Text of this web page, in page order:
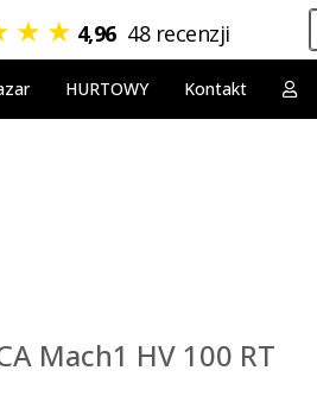
★ ★ 4,96 48 recenzji
HURTOWY Kontakt
Mach1 HV 100 RT